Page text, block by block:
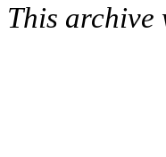
This archive